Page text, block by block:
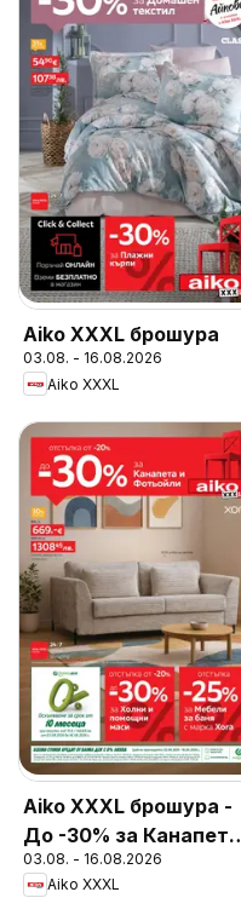
Aiko XXXL брошура
03.08. - 16.08.2026
Aiko XXXL
Aiko XXXL брошура -
До -30% за Канапета
и Фотьойли
03.08. - 16.08.2026
Aiko XXXL